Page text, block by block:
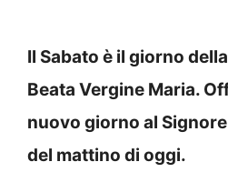
Il Sabato è il giorno
Beata Vergine Maria.
nuovo giorno al
del mattino di oggi.